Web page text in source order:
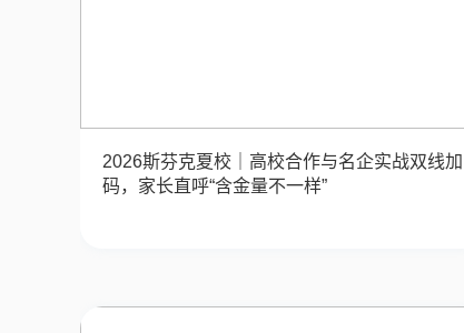
2026斯芬克夏校｜高校合作与名企实战双线加
码，家长直呼“含金量不一样”